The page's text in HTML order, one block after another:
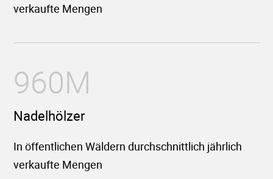
verkaufte Mengen
960M
Nadelhölzer
In öffentlichen Wäldern durchschnittlich jährlich
verkaufte Mengen